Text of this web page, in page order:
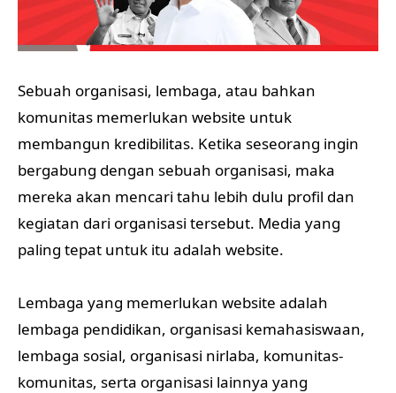
Sebuah organisasi, lembaga, atau bahkan
komunitas memerlukan website untuk
membangun kredibilitas. Ketika seseorang ingin
bergabung dengan sebuah organisasi, maka
mereka akan mencari tahu lebih dulu profil dan
kegiatan dari organisasi tersebut. Media yang
paling tepat untuk itu adalah website.
Lembaga yang memerlukan website adalah
lembaga pendidikan, organisasi kemahasiswaan,
lembaga sosial, organisasi nirlaba, komunitas-
komunitas, serta organisasi lainnya yang